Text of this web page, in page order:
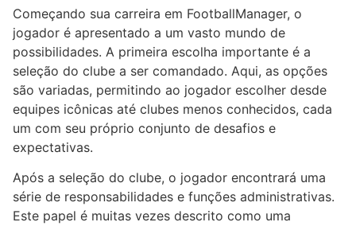
Começando sua carreira em FootballManager, o
jogador é apresentado a um vasto mundo de
possibilidades. A primeira escolha importante é a
seleção do clube a ser comandado. Aqui, as opções
são variadas, permitindo ao jogador escolher desde
equipes icônicas até clubes menos conhecidos, cada
um com seu próprio conjunto de desafios e
expectativas.
Após a seleção do clube, o jogador encontrará uma
série de responsabilidades e funções administrativas.
Este papel é muitas vezes descrito como uma